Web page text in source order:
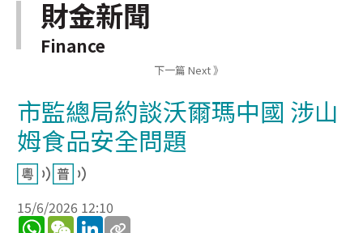
財金新聞
Finance
下一篇 Next 》
市監總局約談沃爾瑪中國 涉山
姆食品安全問題
15/6/2026 12:10
WhatsApp
WeChatLinkedIn